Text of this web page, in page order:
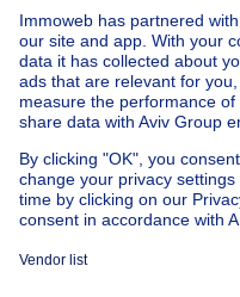
House out of
House for sale
House for sale
Our cheap
Cheap
About
Immoweb